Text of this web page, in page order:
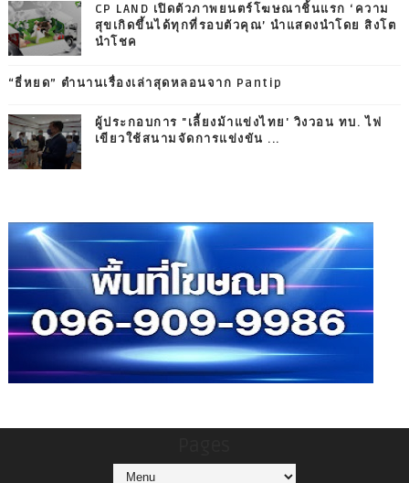
CP LAND เปิดตัวภาพยนตร์โฆษณาชิ้นแรก ‘ความ
สุขเกิดขึ้นได้ทุกที่รอบตัวคุณ’ นำแสดงนำโดย สิงโต
นำโชค
“ธี่หยด” ตำนานเรื่องเล่าสุดหลอนจาก Pantip
ผู้ประกอบการ "เลี้ยงม้าแข่งไทย' วิงวอน ทบ. ไฟ
เขียวใช้สนามจัดการแข่งขัน ...